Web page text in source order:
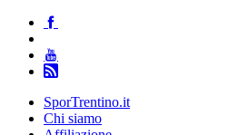
SporTrentino.it
Chi siamo